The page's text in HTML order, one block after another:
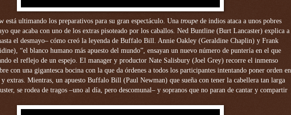
está ultimando los preparativos para su gran espectáculo. Una troupe de indios ataca a unos pobres
que acaba con uno de los extras pisoteado por los caballos. Ned Buntline (Burt Lancaster) explica a
el desmayo– cómo creó la leyenda de Buffalo Bill. Annie Oakley (Geraldine Chaplin) y Frank
“el blanco humano más apuesto del mundo”, ensayan un nuevo número de puntería en el que
el reflejo de un espejo. El manager y productor Nate Salisbury (Joel Grey) recorre el inmenso
con una gigantesca bocina con la que da órdenes a todos los participantes intentando poner orden en
y extras. Mientras, un apuesto Buffalo Bill (Paul Newman) que sueña con tener la cabellera tan larga
se rodea de tragos –uno al día, pero descomunal– y sopranos que no paran de cantar y compartir